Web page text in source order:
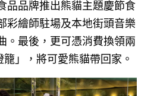
品品牌推出熊貓主題慶節食
彩繪師駐場及本地街頭音樂
。最後，更可憑消費換領兩
籠」，將可愛熊貓帶回家。